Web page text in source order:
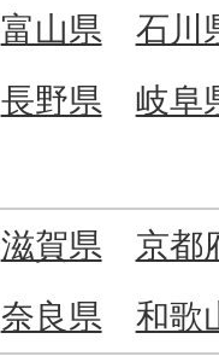
富山県
石川
長野県
岐阜
滋賀県
京都
奈良県 和歌